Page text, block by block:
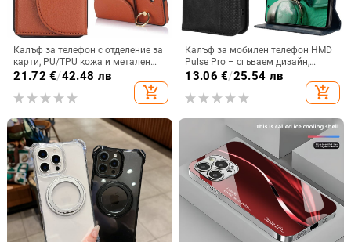
Калъф за телефон с отделение за
карти, PU/TPU кожа и метален
пръстен; ръчна изработка,
против изпускане, за Samsung
21.72 €/42.48 лв
add_shopping_cart
Калъф за мобилен телефон HMD
Pulse Pro – сгъваем дизайн,
магнитно задържане, джоб за
карти, TPU кожа, удароустойчив
13.06 €/25.54 лв
add_shopping_cart